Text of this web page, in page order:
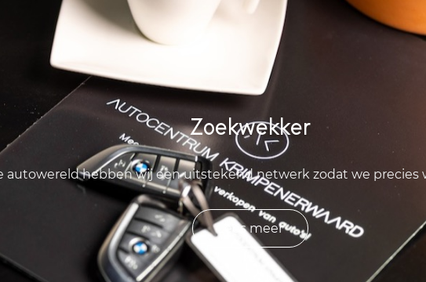
Zoekwekker
autowereld hebben wij een uitstekend netwerk zodat we
Lees meer